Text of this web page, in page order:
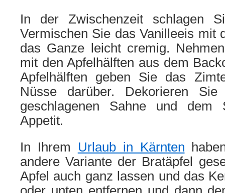
In der Zwischenzeit schlagen
Vermischen Sie das Vanilleeis mit
das Ganze leicht cremig.
mit den Apfelhälften aus dem
Apfelhälften geben Sie das
Nüsse darüber. Dekorieren
geschlagenen Sahne und dem
Appetit.
In Ihrem Urlaub in Kärnten
andere Variante der Bratäpfel
Apfel auch ganz lassen und das